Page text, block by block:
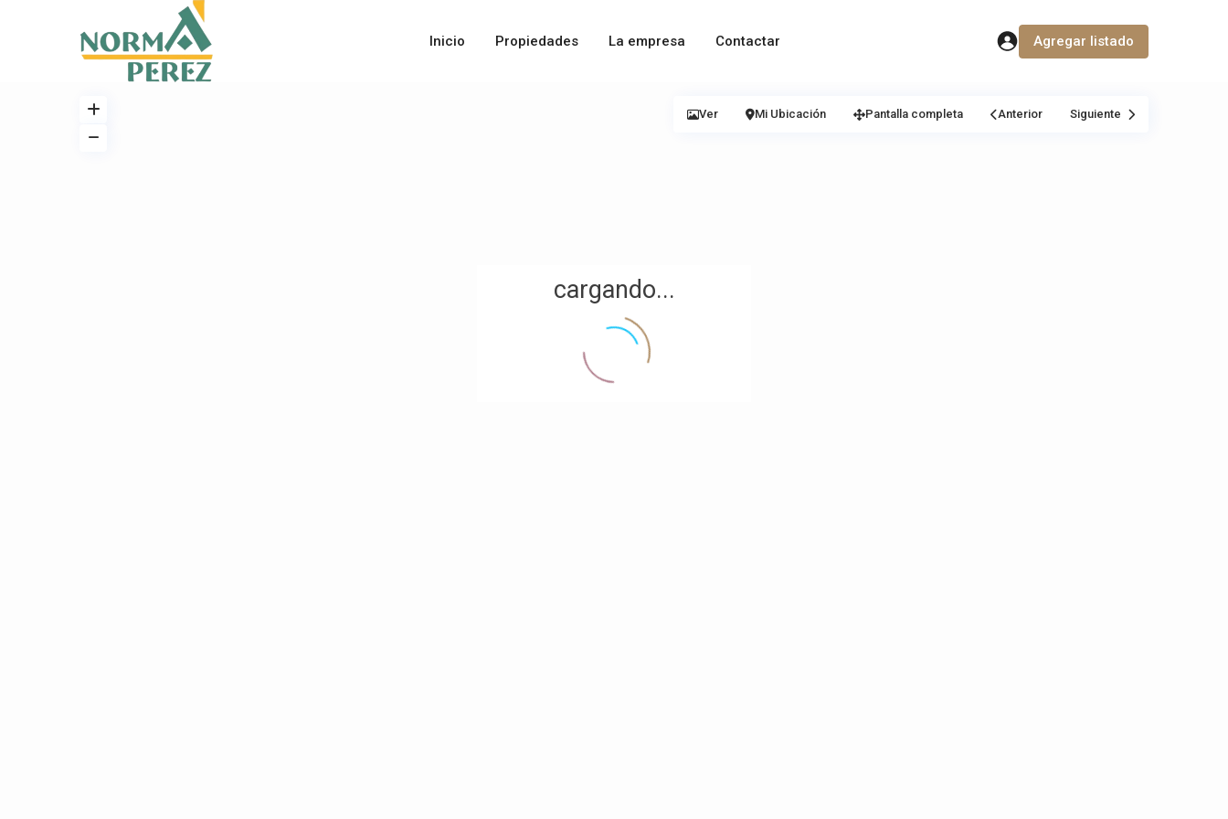
Inicio Propiedades La empresa Contactar Agregar listado
cargando...
Ver Mi Ubicación Pantalla completa Anterior Siguiente